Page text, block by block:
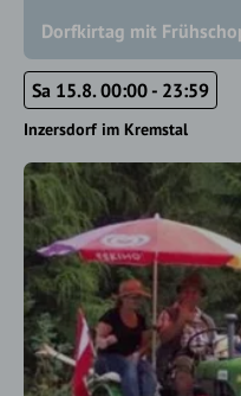
Dorfkirtag mit
Sa 15.8. 00:00 - 23:59
Inzersdorf im Kremstal